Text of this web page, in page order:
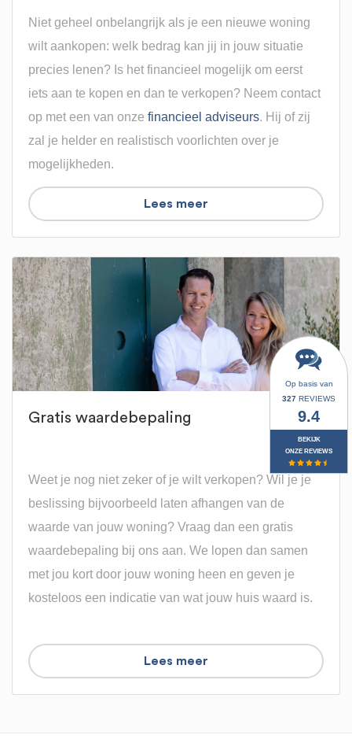
Op basis van
327 REVIEWS
9.4
BEKIJK
ONZE REVIEWS
Niet geheel onbelangrijk als je een nieuwe woning
wilt aankopen: welk bedrag kan jij in jouw situatie
precies lenen? Is het financieel mogelijk om eerst
iets aan te kopen en dan te verkopen? Neem contact
op met een van onze financieel adviseurs. Hij of zij
zal je helder en realistisch voorlichten over je
mogelijkheden.
Lees meer
Gratis waardebepaling
Weet je nog niet zeker of je wilt verkopen? Wil je je
beslissing bijvoorbeeld laten afhangen van de
waarde van jouw woning? Vraag dan een gratis
waardebepaling bij ons aan. We lopen dan samen
met jou kort door jouw woning heen en geven je
kosteloos een indicatie van wat jouw huis waard is.
Lees meer